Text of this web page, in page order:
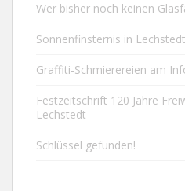
Wer bisher noch keinen
Sonnenfinsternis in
Graffiti-Schmierereien am
Festzeitschrift 120 Jahre
Lechstedt
Schlüssel gefunden!